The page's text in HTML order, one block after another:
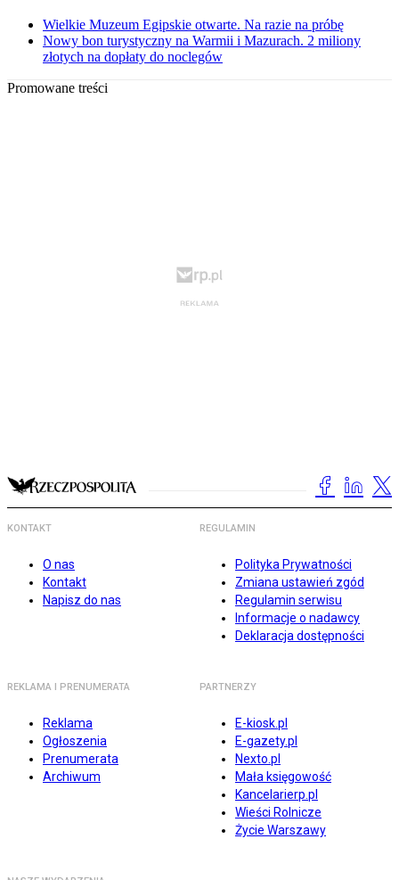
Wielkie Muzeum Egipskie otwarte. Na razie na próbę
Nowy bon turystyczny na Warmii i Mazurach. 2 miliony
złotych na dopłaty do noclegów
Promowane treści
KONTAKT
O nas
Kontakt
Napisz do nas
REGULAMIN
Polityka Prywatności
Zmiana ustawień zgód
Regulamin serwisu
Informacje o nadawcy
Deklaracja dostępności
REKLAMA I PRENUMERATA
Reklama
Ogłoszenia
Prenumerata
Archiwum
PARTNERZY
E-kiosk.pl
E-gazety.pl
Nexto.pl
Mała księgowość
Kancelarierp.pl
Wieści Rolnicze
Życie Warszawy